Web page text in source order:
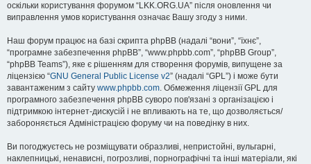
оскільки користування форумом “LKK.ORG.UA” після оновлення чи
виправлення умов користування означає Вашу згоду з ними.
Наш форум працює на базі скрипта phpBB (надалі “вони”, “їхнє”,
“програмне забезпечення phpBB”, “www.phpbb.com”, “phpBB Group”,
“phpBB Teams”), яке є рішенням для створення форумів, випущене за
ліцензією “GNU General Public License v2” (надалі “GPL”) і може бути
завантаженим з сайту www.phpbb.com. Обмеження ліцензії GPL для
програмного забезпечення phpBB суворо пов'язані з організацією і
підтримкою інтернет-дискусій і не впливають на те, що дозволяється/
забороняється Адміністрацією форуму чи на поведінку в них.
Ви погоджуєтесь не розміщувати образливі, непристойні, вульгарні,
наклепницькі, ненависні, погрозливі, порнографічні та інші матеріали, які